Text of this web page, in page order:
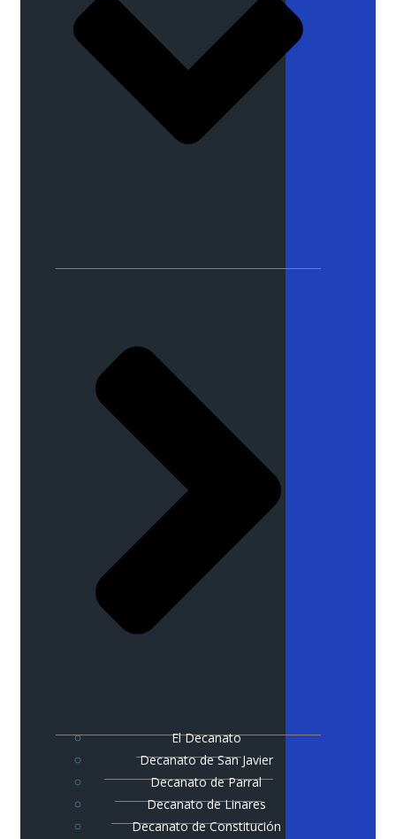
El Decanato
Decanato de San Javier
Decanato de Parral
Decanato de Linares
Decanato de Constitución